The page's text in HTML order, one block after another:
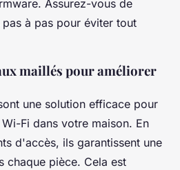
Assurez-vous de
à pas pour éviter tout
maillés pour améliorer
une solution efficace pour
Fi dans votre maison. En
d'accès, ils garantissent une
chaque pièce. Cela est